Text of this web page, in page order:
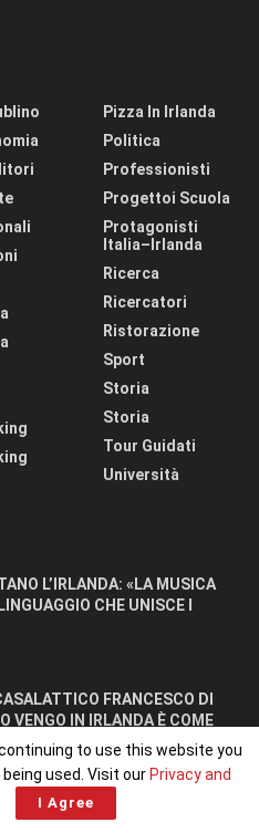
Pizza In Irlanda
Politica
Professionisti
Progettoi Scuola
Protagonisti
Italia–Irlanda
Ricerca
Ricercatori
Ristorazione
Sport
Storia
Storia
Tour Guidati
Università
L’IRLANDA: «LA MUSICA
CHE UNISCE I
FRANCESCO DI
VENGO IN IRLANDA È COME
to use this website you
used. Visit our Privacy and
I Agree